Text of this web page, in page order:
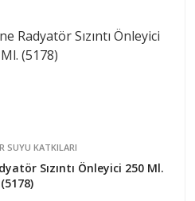
SUYU KATKILARI
Sızıntı Önleyici 250 Ml.
(5178)